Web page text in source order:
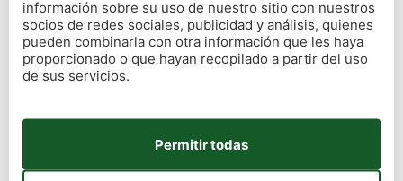
información sobre su uso de nuestro sitio con nuestros
socios de redes sociales, publicidad y análisis, quienes
pueden combinarla con otra información que les haya
proporcionado o que hayan recopilado a partir del uso
de sus servicios.
Permitir todas